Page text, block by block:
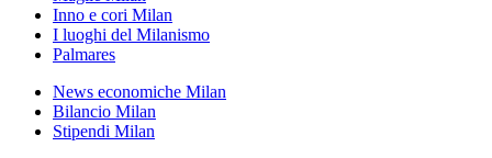
Inno e cori Milan
I luoghi del Milanismo
Palmares
News economiche Milan
Bilancio Milan
Stipendi Milan